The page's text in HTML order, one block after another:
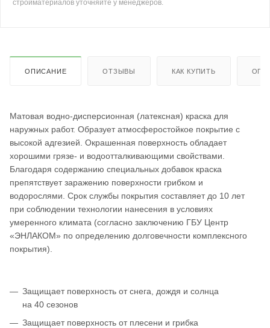
стройматериалов уточняйте у менеджеров.
ОПИСАНИЕ ОТЗЫВЫ КАК КУПИТЬ
Матовая водно-дисперсионная (латексная) краска для
наружных работ. Образует атмосферостойкое покрытие с
высокой адгезией. Окрашенная поверхность обладает
хорошими грязе- и водоотталкивающими свойствами.
Благодаря содержанию специальных добавок краска
препятствует заражению поверхности грибком и
водорослями. Срок службы покрытия составляет до 10 лет
при соблюдении технологии нанесения в условиях
умеренного климата (согласно заключению ГБУ Центр
«ЭНЛАКОМ» по определению долговечности комплексного
покрытия).
Защищает поверхность от снега, дождя и солнца
на 40 сезонов
Защищает поверхность от плесени и грибка